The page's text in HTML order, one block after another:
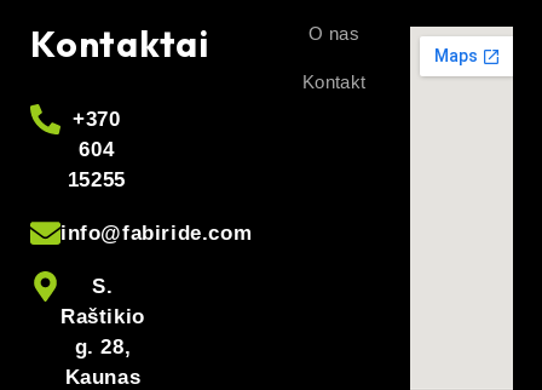
Kontaktai
+370
604
15255
info@fabiride.com
S.
Raštikio
g. 28,
Kaunas
O nas
Kontakt